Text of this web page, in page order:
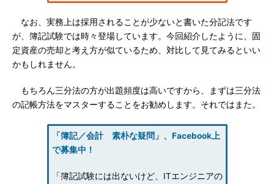
なお、実務上は採用されることが少ないと書いた分記法です
が、簿記試験では時々登場しています。今回紹介したように、固
定資産の売却と考え方が似ているため、対比して見てみるといい
かもしれません。
もちろん三分法の方が出題頻度は高いですから、まずは三分法
の記帳方法をマスターすることをお勧めします。それではまた。
「簿記／会計 素朴な疑問」、Facebook上
で募集中！
「簿記試験には出ないけど、ITエンジニアの